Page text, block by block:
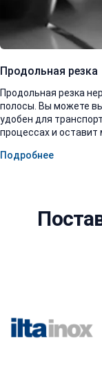
Продольная резка
Продольная резка
полосы. Вы можете
удобен для
процессах и оставит
Подробнее